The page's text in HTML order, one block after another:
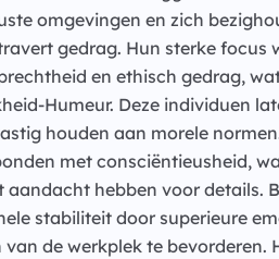
omgevingen en zich
gedrag. Hun sterke focus
en ethisch gedrag,
Humeur. Deze individuen
houden aan morele
met consciëntieusheid,
hebben voor details.
stabiliteit door superieure
de werkplek te bevorderen.